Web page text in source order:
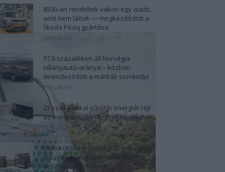
8500-an rendeltek vakon egy autót,
amit nem láttak — megkezdődött a
Škoda Peaq gyártása
2026-08-07
97,6 százalékon áll Norvégia
villanyautó-aránya – közben
átrendeződött a márkák sorrendje
2026-08-07
25 százalékkal sűrűbb energiát rejt
az európai szilárdtest-akkumulátor
2026-08-07
Dánia utolérte Norvégiát: már náluk
is szinte csak elektromos autót
vesznek az emberek